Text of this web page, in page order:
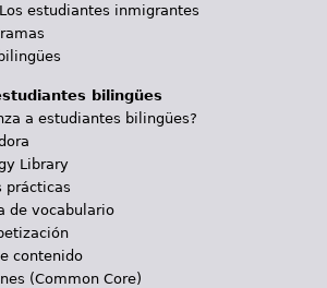
estudiantes inmigrantes
bilingües
a estudiantes bilingües?
Library
prácticas
de vocabulario
contenido
(Common Core)